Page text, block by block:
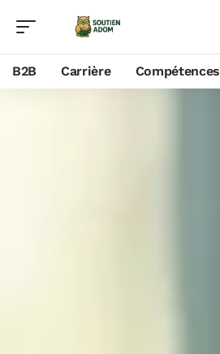
B2B Carrière Compétences